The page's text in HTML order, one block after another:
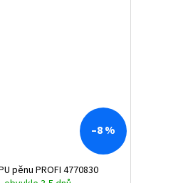
–8 %
pěnu PROFI 4770830